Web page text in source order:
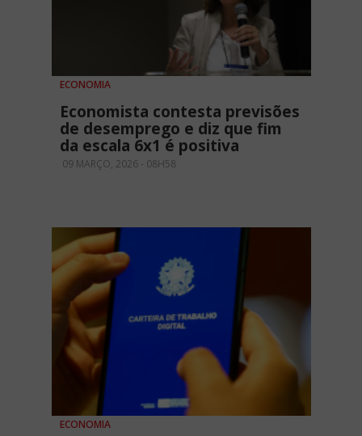
ECONOMIA
Economista contesta previsões
de desemprego e diz que fim
da escala 6x1 é positiva
09 MARÇO, 2026 - 08H58
ECONOMIA